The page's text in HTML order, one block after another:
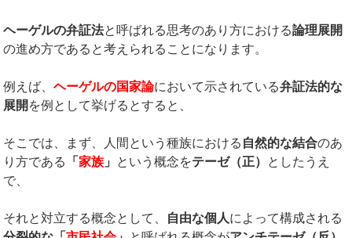
ヘーゲルの弁証法と呼ばれる思考のあり方における論理展開
の進め方であると考えられることになります。
例えば、ヘーゲルの国家論において示されている弁証法的な
展開 を例として挙げるとすると、
そこでは、まず、人間という種族における 自然的な結合のあ
り方である
「家族 」 という概念をテーゼ（正） としたうえ
で、
それと対立する概念として、 自由な個人によって構成される